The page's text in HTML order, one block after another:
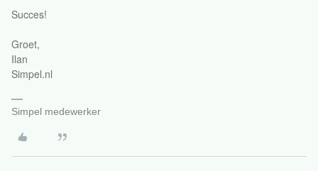
Succes!
Groet,
Ilan
Simpel.nl
Simpel medewerker